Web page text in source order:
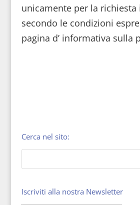
unicamente per la richiesta
secondo le condizioni
pagina d’ informativa sulla
Cerca nel sito:
Iscriviti alla nostra Newsletter